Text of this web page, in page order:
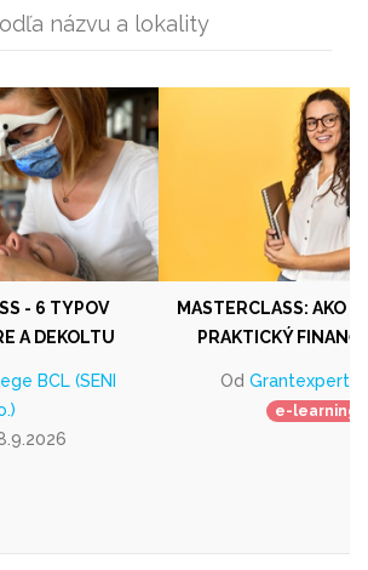
názvu a lokality
- 6 TYPOV
A DEKOLTU
BCL (SENI
MASTERCLASS: AKO
PRAKTICKÝ
Od Grantexpert s.
e-learning